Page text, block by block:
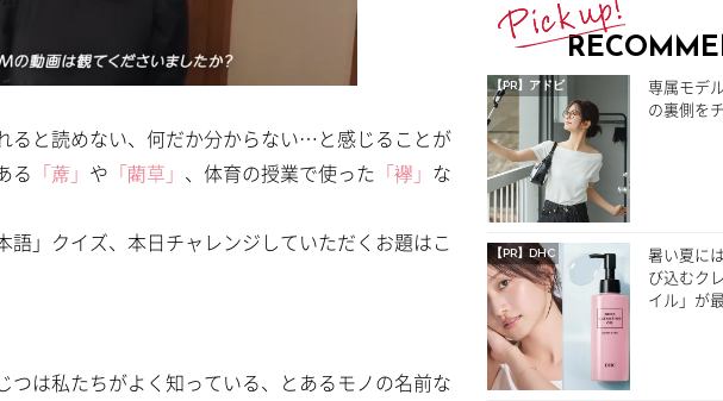
ると読めない、何だか分からない…と感じることが
る 「蓆」 や 「藺草」 、体育の授業で使った 「襷」 な
」クイズ、本日チャレンジしていただくお題はこ
は私たちがよく知っている、とあるモノの名前な
【PR】アドビ
専属モデ
の裏側を
【PR】DHC
暑い夏に
び込むク
イル」が